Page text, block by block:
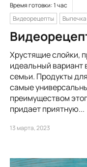
Время готовки: 1 час
Видеорецепты
Выпечка
Хрустящие слойки,
идеальный вариант
семьи. Продукты
самые
преимуществом
придает приятную...
13 марта, 2023